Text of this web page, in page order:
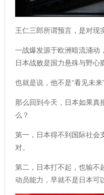
王仁三郎所谓预言，是对现
一战爆发源于欧洲暗流涌动
日本战败是国力悬殊与野心
也就是说，他不是“看见未来
那么回到今天，日本如果真
么？
第一，日本得不到国际社会
对。
第二，日本打不起，也输不
动员能力，早就不是日本可